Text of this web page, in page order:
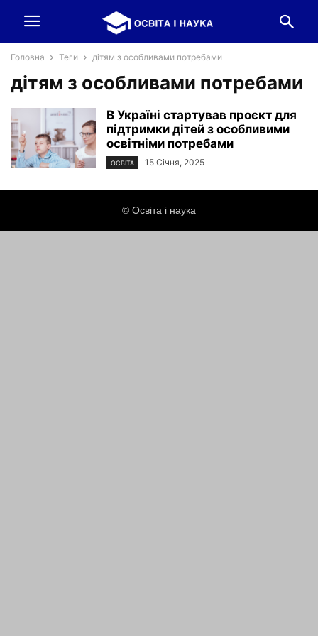
Головна Теги дітям з особливами потребами
дітям з особливами потребами
В Україні стартував проєкт для
підтримки дітей з особливими
освітніми потребами
ОСВІТА 15 Січня, 2025
© Освіта і наука